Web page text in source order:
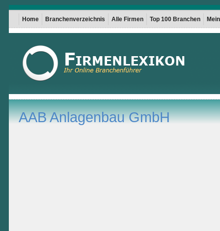
Home Branchenverzeichnis Alle Firmen Top 100 Branchen
AAB Anlagenbau GmbH